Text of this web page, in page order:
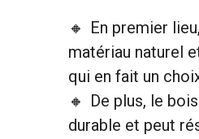
En premier
matériau naturel
qui en fait un
De plus, le
durable et peut